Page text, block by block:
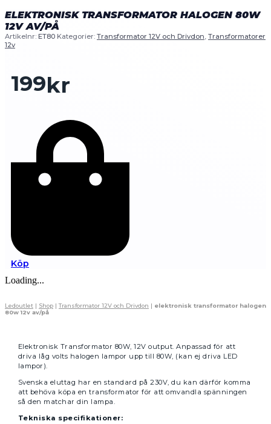
ELEKTRONISK TRANSFORMATOR HALOGEN 80W
12V AV/PÅ
Artikelnr: ET80 Kategorier: Transformator 12V och Drivdon, Transformatorer
12v
199kr
Köp
Loading...
Ledoutlet | Shop |Transformator 12V och Drivdon | elektronisk transformator halogen
80w 12v av/på
Elektronisk Transformator 80W, 12V output. Anpassad för att
driva låg volts halogen lampor upp till 80W, (kan ej driva LED
lampor).
Svenska eluttag har en standard på 230V, du kan därför komma
att behöva köpa en transformator för att omvandla spänningen
så den matchar din lampa.
Tekniska specifikationer: